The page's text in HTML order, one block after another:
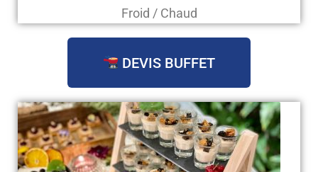
Froid / Chaud
DEVIS BUFFET